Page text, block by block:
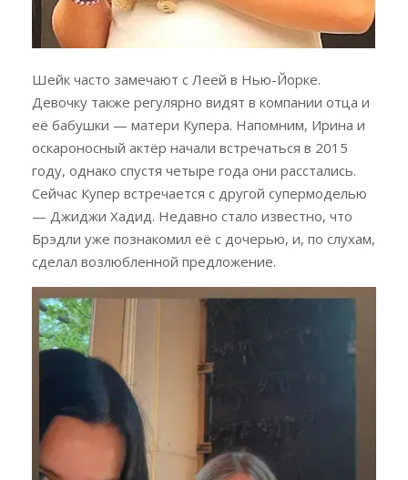
Шейк часто замечают с Леей в Нью-Йорке.
Девочку также регулярно видят в компании отца и
её бабушки — матери Купера. Напомним, Ирина и
оскароносный актёр начали встречаться в 2015
году, однако спустя четыре года они расстались.
Сейчас Купер встречается с другой супермоделью
— Джиджи Хадид. Недавно стало известно, что
Брэдли уже познакомил её с дочерью, и, по слухам,
сделал возлюбленной предложение.